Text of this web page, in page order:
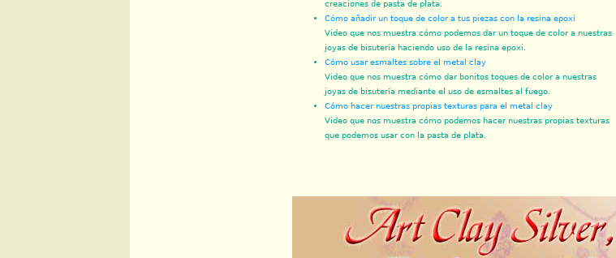
creaciones de pasta de plata.
Cómo añadir un toque de color a tus piezas con la resina epoxi
Video que nos muestra cómo podemos dar un toque de color a nuestras
joyas de bisutería haciendo uso de la resina epoxi.
Cómo usar esmaltes sobre el metal clay
Video que nos muestra cómo dar bonitos toques de color a nuestras
joyas de bisutería mediante el uso de esmaltes al fuego.
Cómo hacer nuestras propias texturas para el metal clay
Video que nos muestra cómo podemos hacer nuestras propias texturas
que podemos usar con la pasta de plata.